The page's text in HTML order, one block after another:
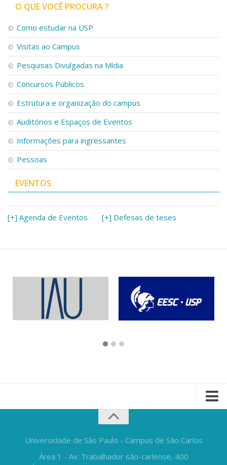
O QUE VOCÊ PROCURA ?
Como estudar na USP
Visitas ao Campus
Pesquisas Divulgadas na Mídia
Concursos Públicos
Estrutura e organização do campus
Auditórios e Espaços de Eventos
Informações para ingressantes
Pessoas
EVENTOS
[+] Agenda de Eventos [+] Defesas de teses
Universidade de São Paulo - Campus de São Carlos
Área 1 - Av. Trabalhador são-carlense, 400